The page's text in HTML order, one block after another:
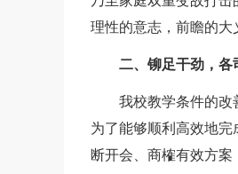
理性的意志，前瞻的大
二、铆足干劲，各
我校教学条件的改善
为了能够顺利高效地
断开会、商榷有效方案